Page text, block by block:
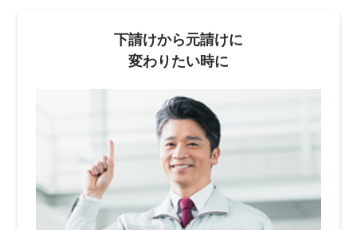
下請けから元請けに
変わりたい時に